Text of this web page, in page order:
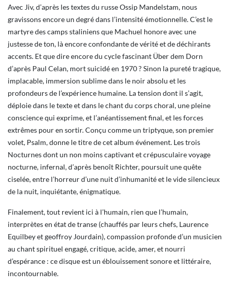
Avec Jiv, d’après les textes du russe Ossip Mandelstam, nous
gravissons encore un degré dans l’intensité émotionnelle. C’est le
martyre des camps staliniens que Machuel honore avec une
justesse de ton, là encore confondante de vérité et de déchirants
accents. Et que dire encore du cycle fascinant Über dem Dorn
d’après Paul Celan, mort suicidé en 1970 ? Sinon la pureté tragique,
implacable, immersion sublime dans le noir absolu et les
profondeurs de l’expérience humaine. La tension dont il s’agit,
déploie dans le texte et dans le chant du corps choral, une pleine
conscience qui exprime, et l’anéantissement final, et les forces
extrêmes pour en sortir. Conçu comme un triptyque, son premier
volet, Psalm, donne le titre de cet album événement. Les trois
Nocturnes dont un non moins captivant et crépusculaire voyage
nocturne, infernal, d’après benoît Richter, poursuit une quête
ciselée, entre l’horreur d’une nuit d’inhumanité et le vide silencieux
de la nuit, inquiétante, énigmatique.
Finalement, tout revient ici à l’humain, rien que l’humain,
interprètes en état de transe (chauffés par leurs chefs, Laurence
Equilbey et geoffroy Jourdain), compassion profonde d’un musicien
au chant spirituel engagé, critique, acide, amer, et nourri
d’espérance : ce disque est un éblouissement sonore et littéraire,
incontournable.